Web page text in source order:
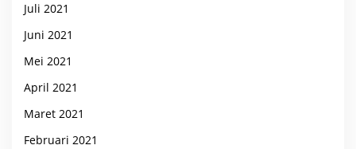
Juli 2021
Juni 2021
Mei 2021
April 2021
Maret 2021
Februari 2021